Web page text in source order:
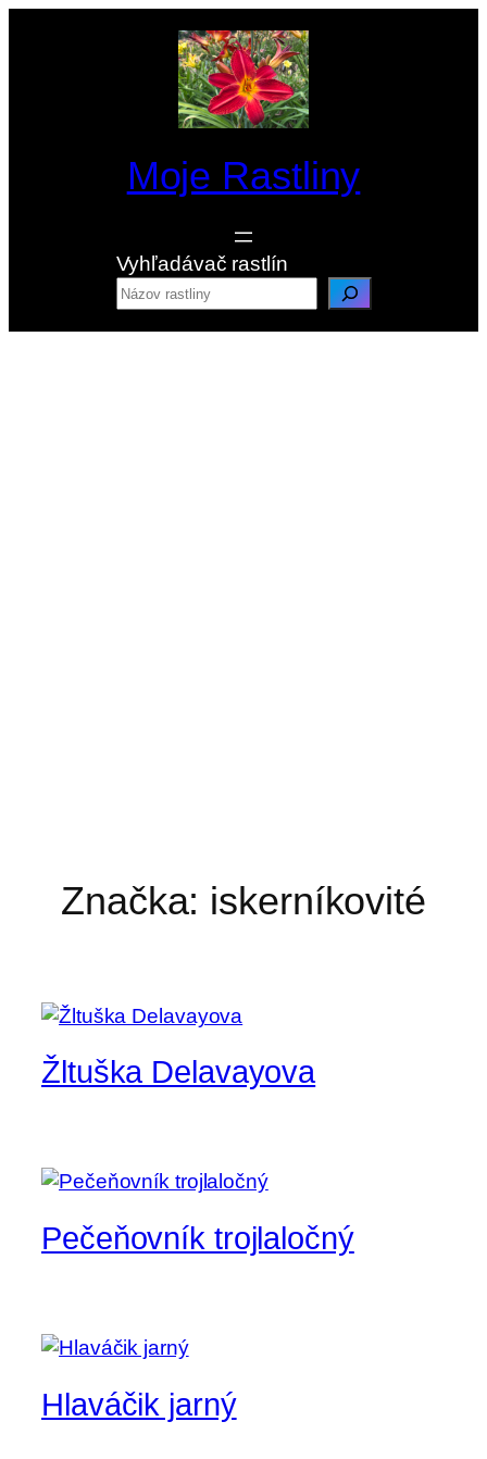
Moje Rastliny
Vyhľadávač rastlín
Značka: iskerníkovité
Žltuška Delavayova
Pečeňovník trojlaločný
Hlaváčik jarný